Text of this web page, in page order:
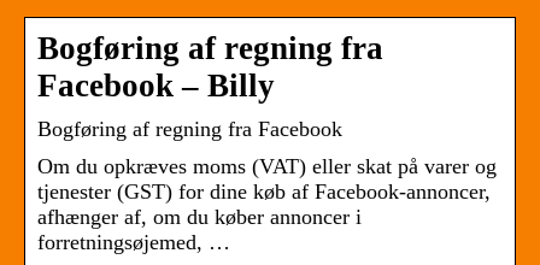
Bogføring af regning fra
Facebook – Billy
Bogføring af regning fra Facebook
Om du opkræves moms (VAT) eller skat på varer og
tjenester (GST) for dine køb af Facebook-annoncer,
afhænger af, om du køber annoncer i
forretningsøjemed, …